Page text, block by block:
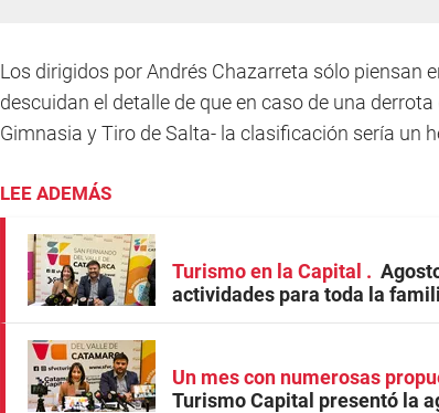
Los dirigidos por Andrés Chazarreta sólo piensan
descuidan el detalle de que en caso de una
Gimnasia y Tiro de Salta- la clasificación sería un
LEE ADEMÁS
Turismo en la Capital
actividades para toda la
Un mes con numerosas
Turismo Capital presentó la